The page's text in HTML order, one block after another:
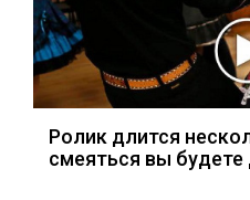
Ролик длится
смеяться вы будете